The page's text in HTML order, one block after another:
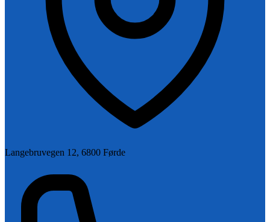
Langebruvegen 12, 6800 Førde